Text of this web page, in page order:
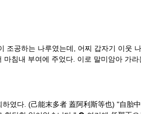
조공하는 나루였는데, 어찌 갑자기 이웃
침내 부여에 주었다. 이로 말미암아 가
였다. (己能末多者 蓋阿利斯等也) "自胎